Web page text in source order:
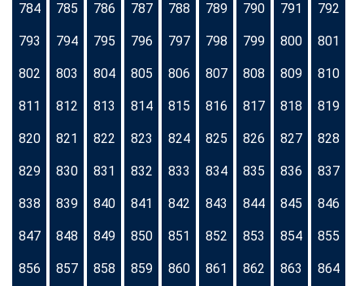
784 785 786 787 788 789 790 791 792
793 794 795 796 797 798 799 800 801
802 803 804 805 806 807 808 809 810
811 812 813 814 815 816 817 818 819
820 821 822 823 824 825 826 827 828
829 830 831 832 833 834 835 836 837
838 839 840 841 842 843 844 845 846
847 848 849 850 851 852 853 854 855
856 857 858 859 860 861 862 863 864